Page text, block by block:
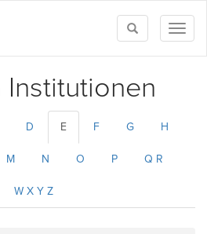
Toggle
search
Institutionen
D E F G H
M N O P Q R
W X Y Z